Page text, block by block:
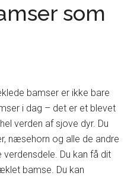
som
bamser er ikke bare
i dag – det er et blevet
verden af sjove dyr. Du
næsehorn og alle de andre
Du kan få dit
bamse. Du kan